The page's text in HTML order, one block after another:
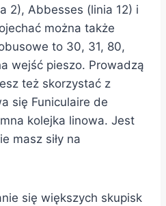
2), Abbesses (linia 12) i
można także
to 30, 31, 80,
wejść pieszo. Prowadzą
też skorzystać z
się Funiculaire de
kolejka linowa. Jest
masz siły na
się większych skupisk